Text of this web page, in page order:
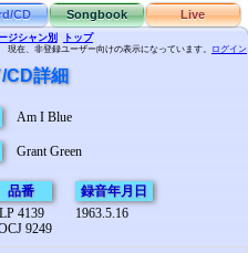
CD Songbook Live
ジシャン別 トップ
現在、非登録ユーザー向けの表示になっています。 ログイン
CD詳細
Am I Blue
Grant Green
品番
4139
9249
録音年月日
1963.5.16